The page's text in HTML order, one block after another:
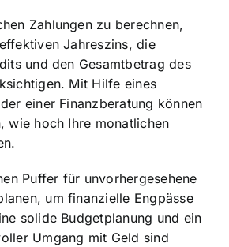
Zahlungen zu berechnen,
Jahreszins, die
und den Gesamtbetrag des
Mit Hilfe eines
einer Finanzberatung können
wie hoch Ihre monatlichen
Puffer für unvorhergesehene
um finanzielle Engpässe
solide Budgetplanung und ein
Umgang mit Geld sind